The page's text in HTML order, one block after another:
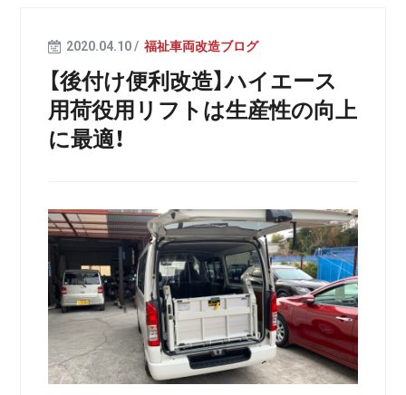
2020.04.10 / 福祉車両改造ブログ
【後付け便利改造】ハイエース
用荷役用リフトは生産性の向上
に最適！